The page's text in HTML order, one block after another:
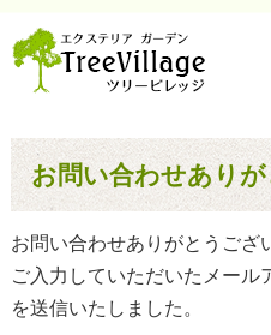
お問い合わせあり
お問い合わせありがとうござ
ご入力していただいたメー
を送信いたしました。